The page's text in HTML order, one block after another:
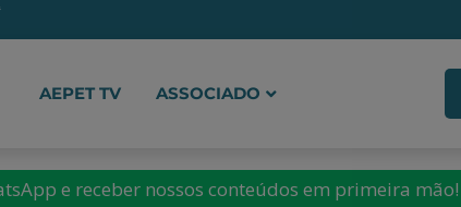
AEPET TV ASSOCIADO
e receber nossos conteúdos em primeira mão!